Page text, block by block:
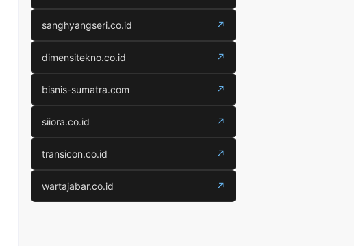
sanghyangseri.co.id ↗
dimensitekno.co.id ↗
bisnis-sumatra.com ↗
siiora.co.id ↗
transicon.co.id ↗
wartajabar.co.id ↗